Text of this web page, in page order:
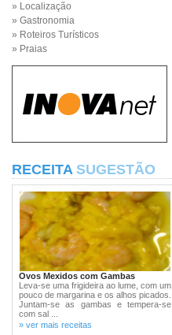
» Localização
» Gastronomia
» Roteiros Turísticos
» Praias
RECEITA SUGESTÃO
Ovos Mexidos com Gambas
Leva-se uma frigideira ao lume, com um
pouco de margarina e os alhos picados.
Juntam-se as gambas e tempera-se
com sal ...
» ver mais receitas